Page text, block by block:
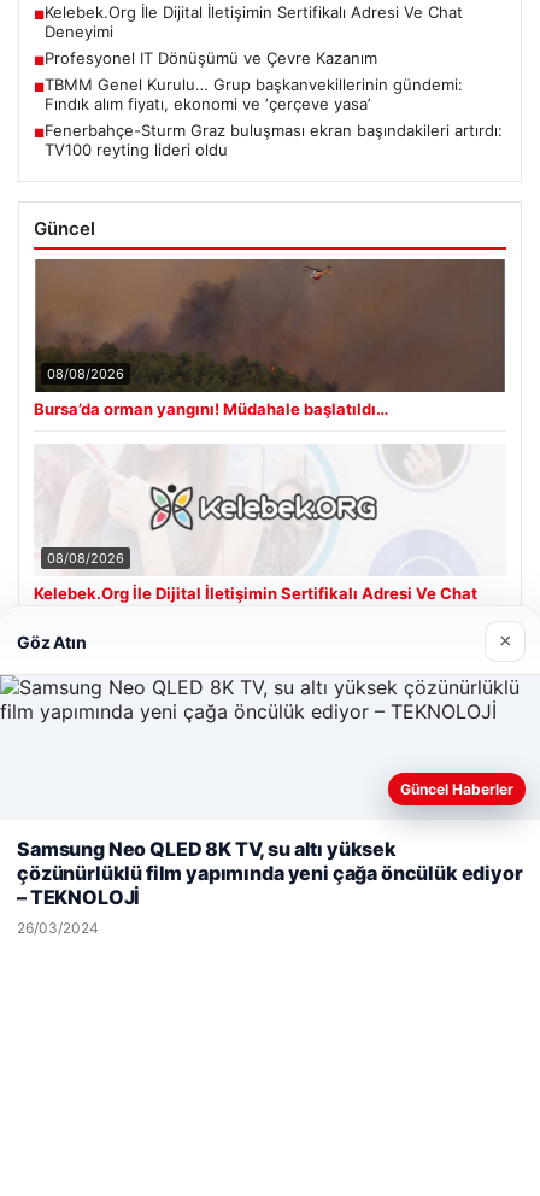
■Kelebek.Org İle Dijital İletişimin Sertifikalı Adresi Ve Chat
Deneyimi
■Profesyonel IT Dönüşümü ve Çevre Kazanım
■TBMM Genel Kurulu… Grup başkanvekillerinin gündemi:
Fındık alım fiyatı, ekonomi ve ‘çerçeve yasa’
■Fenerbahçe-Sturm Graz buluşması ekran başındakileri artırdı:
TV100 reyting lideri oldu
Güncel
08/08/2026
Bursa’da orman yangını! Müdahale başlatıldı…
08/08/2026
Kelebek.Org İle Dijital İletişimin Sertifikalı Adresi Ve Chat
Son Eklenen Firmalar
deneyiminizi kişiselleştirmek ve geliştirmek amacıyla çerezler
kullanıyoruz.Çerez Politikamız
Göz Atın ×
Güncel Haberler
Samsung Neo QLED 8K TV, su altı yüksek
çözünürlüklü film yapımında yeni çağa öncülük ediyor
– TEKNOLOJİ
26/03/2024